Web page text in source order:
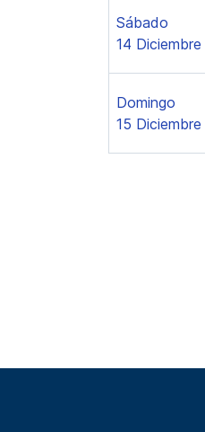
Sábado
14 Diciembre
Domingo
15 Diciembre